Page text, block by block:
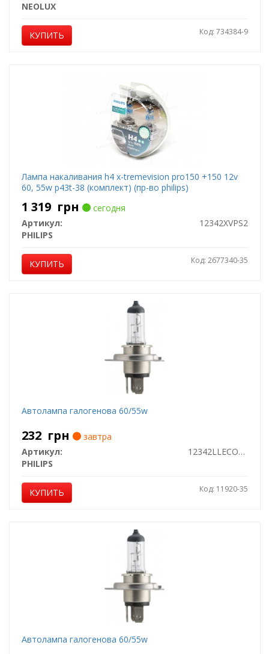
NEOLUX
КУПИТЬ Код: 734384-9
Лампа накаливания h4 x-tremevision pro150 +150 12v
60, 55w p43t-38 (комплект) (пр-во philips)
1 319 грн
сегодня
Артикул:
12342XVPS2
PHILIPS
КУПИТЬ Код: 2677340-35
Автолампа галогенова 60/55w
232 грн
завтра
Артикул:
12342LLECOB1
PHILIPS
КУПИТЬ Код: 11920-35
Автолампа галогенова 60/55w